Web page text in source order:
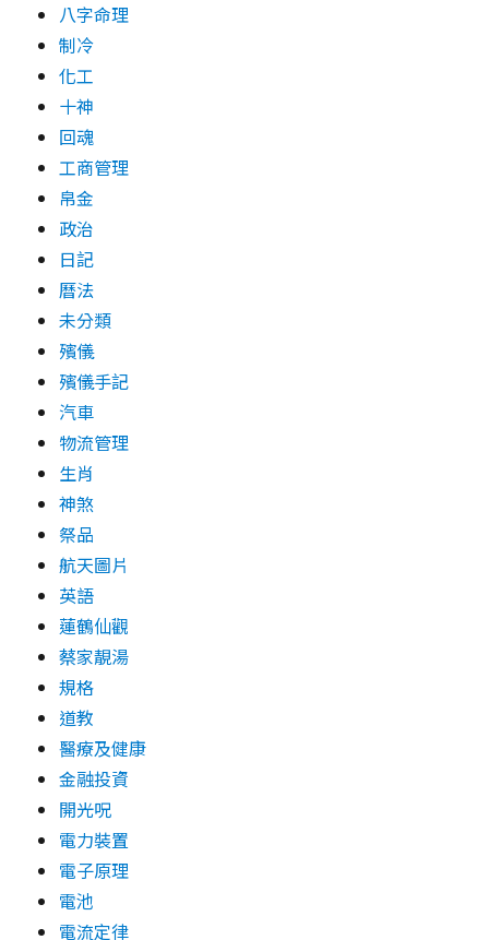
八字命理
制冷
化工
十神
回魂
工商管理
帛金
政治
日記
曆法
未分類
殯儀
殯儀手記
汽車
物流管理
生肖
神煞
祭品
航天圖片
英語
蓮鶴仙觀
蔡家靚湯
規格
道教
醫療及健康
金融投資
開光呪
電力裝置
電子原理
電池
電流定律